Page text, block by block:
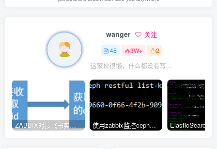
wanger 关注
45 3W+ 2
这家伙很懒，什么都没有写...
ZABBIX对接飞书实现报警通知 使用zabbix监控ceph集群的三种方式